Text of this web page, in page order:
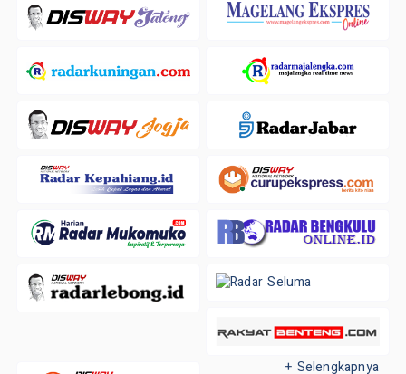
+ Selengkapnya